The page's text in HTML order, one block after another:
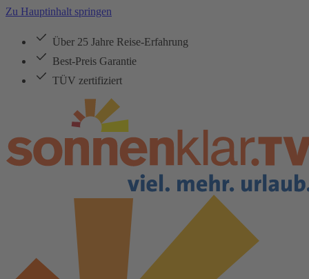
Zu Hauptinhalt springen
Über 25 Jahre Reise-Erfahrung
Best-Preis Garantie
TÜV zertifiziert